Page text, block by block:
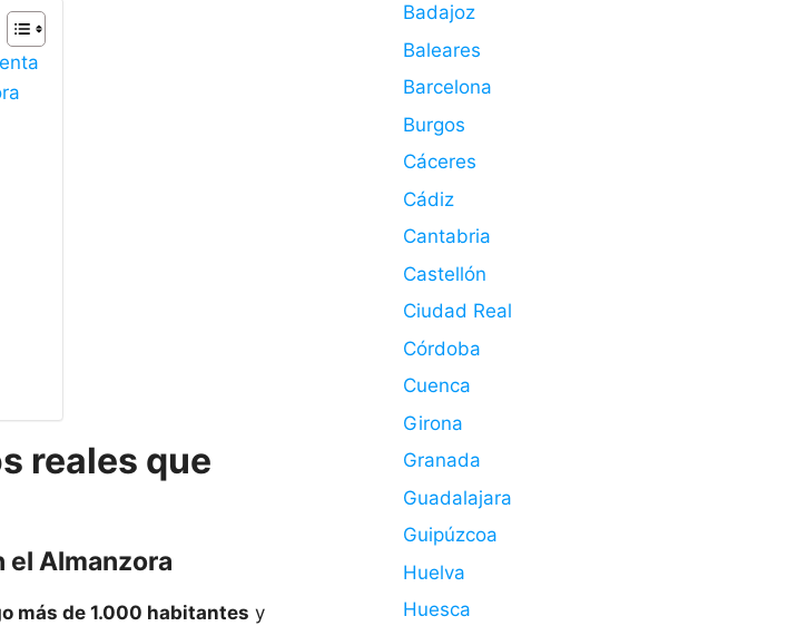
reales que
el Almanzora
más de 1.000 habitantes y
Badajoz
Baleares
Barcelona
Burgos
Cáceres
Cádiz
Cantabria
Castellón
Ciudad Real
Córdoba
Cuenca
Girona
Granada
Guadalajara
Guipúzcoa
Huelva
Huesca